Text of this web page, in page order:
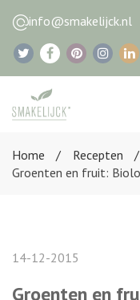
info@smakelijck.nl
Home
Recepten
Groenten en fruit:
14-12-2015
Groenten en